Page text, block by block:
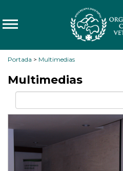
Portada > Multimedias
Multimedias